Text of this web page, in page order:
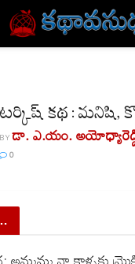
టర్కిష్ కథ : మనిషి,
BY డా. ఎ.యం.
0